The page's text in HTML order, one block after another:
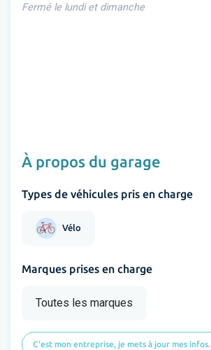
Fermé le lundi et dimanche
À propos du garage
Types de véhicules pris en charge
Vélo
Marques prises en charge
Toutes les marques
C'est mon entreprise, je mets à jour mes infos.